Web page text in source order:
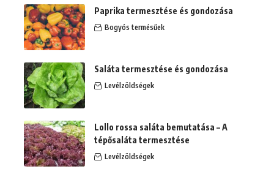
Paprika termesztése és gondozása
Bogyós termésűek
Saláta termesztése és gondozása
Levélzöldségek
Lollo rossa saláta bemutatása – A
tépősaláta termesztése
Levélzöldségek